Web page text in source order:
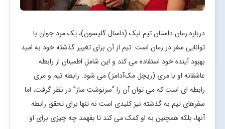
درباره زمان داستان تیم لیک (دامنال گلیسون)، یک مرد جوان با
توانایی سفر در زمان است. تیم از آن برای تغییر گذشته خود به امید
بهبود آینده خود استفاده می کند و این شامل اطمینان از رابطه
عاشقانه او با مری (ریچل مک‌آدامز) می شود. رابطه تیم و مری
رابطه ای است که می توان آن را “سرنوشت ساز” در نظر گرفت، اما
سفرهای تیم به گذشته نیز کلیدی است نه تنها برای تحقق رابطه
آنها، بلکه همچنین به او کمک می کند تا بفهمد چه چیزی برای او